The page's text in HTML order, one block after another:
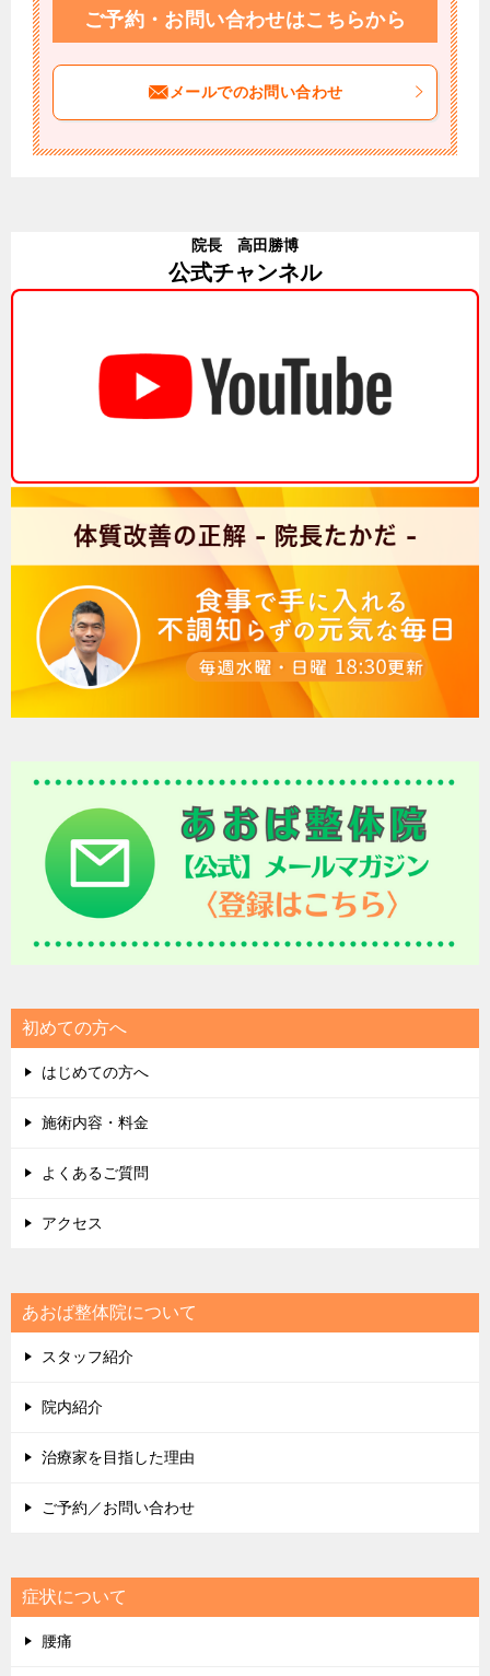
ご予約・お問い合わせはこちらから
メールでのお問い合わせ
院長 高田勝博
公式チャンネル
初めての方へ
はじめての方へ
施術内容・料金
よくあるご質問
アクセス
あおば整体院について
スタッフ紹介
院内紹介
治療家を目指した理由
ご予約／お問い合わせ
症状について
腰痛